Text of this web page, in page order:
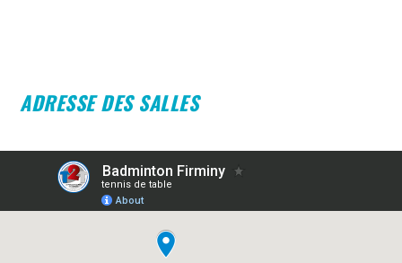
ADRESSE DES SALLES